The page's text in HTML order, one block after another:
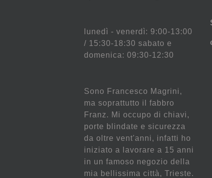
lunedì - venerdì: 9:00-13:00
/ 15:30-18:30 sabato e
domenica: 09:30-12:30
Sono Francesco Magrini,
ma soprattutto il fabbro
Franz. Mi occupo di chiavi,
porte blindate e sicurezza
da oltre vent'anni, infatti ho
iniziato a lavorare a 15 anni
in un famoso negozio della
mia bellissima città, Trieste.